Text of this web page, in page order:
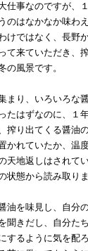
事なのですが、
のはなかなか味わ
けではなく、長野
て来ていただき、
の風景です。
り、いろいろな
たはずなのに、１
搾り出てくる醤油
かれていたか、温
天地返しはされて
状態から読み取りま
を味見し、自分
聞きだし、自分た
するように気を配